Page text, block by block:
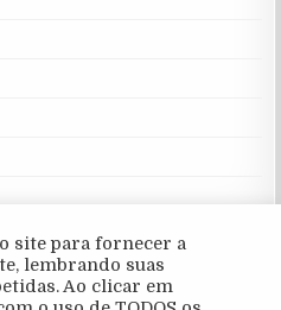
site para fornecer a
lembrando suas
Ao clicar em